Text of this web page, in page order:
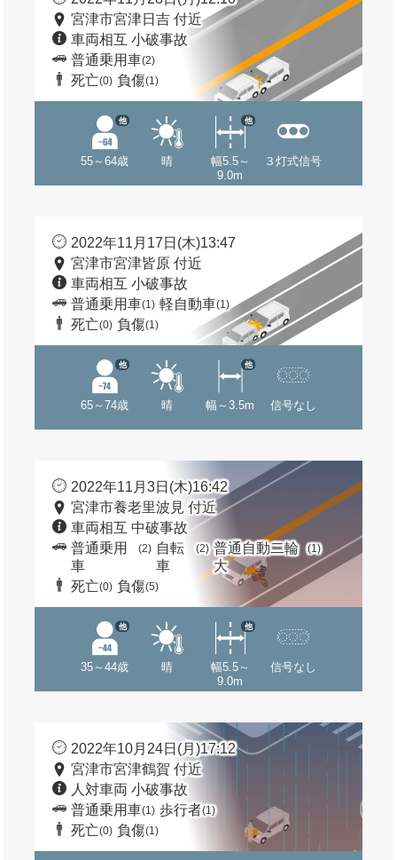
宮津市宮津日吉 付近
車両相互 小破事故
普通乗用車(2)
死亡(0) 負傷(1)
55～64歳
他
晴
幅5.5～
9.0m
他
３灯式信号
2022年11月17日(木)13:47
宮津市宮津皆原 付近
車両相互 小破事故
普通乗用車(1) 軽自動車(1)
死亡(0) 負傷(1)
65～74歳
他
晴 幅～3.5m
他
信号なし
2022年11月3日(木)16:42
宮津市養老里波見 付近
車両相互 中破事故
普通乗用
車
(2) 自転
車
(2) 普通自動二輪
大
(1)
死亡(0) 負傷(5)
35～44歳
他
晴
幅5.5～
9.0m
他
信号なし
2022年10月24日(月)17:12
宮津市宮津鶴賀 付近
人対車両 小破事故
普通乗用車(1) 歩行者(1)
死亡(0) 負傷(1)